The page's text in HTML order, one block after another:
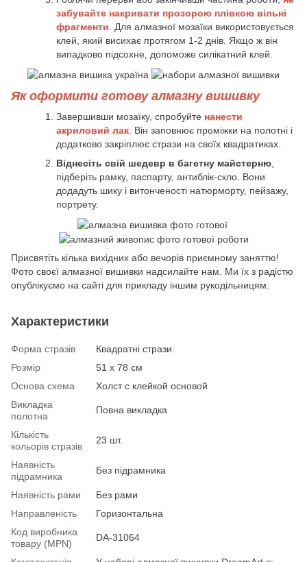
забувайте накривати прозорою плівкою вільні
фрагменти. Для алмазної мозаїки використовується
клей, який висихає протягом 1-2 днів. Якщо ж він
випадково підсохне, допоможе силікатний клей.
Як оформити готову алмазну вишивку
Завершивши мозаїку, спробуйте нанести
акриловий лак . Він заповнює проміжки на полотні і
додатково закріплює стрази на своїх квадратиках.
Віднесіть свій шедевр в багетну майстерню
підберіть рамку, паспарту, антиблік-скло. Вони
додадуть шику і витонченості натюрморту, пейзажу,
портрету.
Присвятіть кілька вихідних або вечорів приємному заняттю!
Фото своєї алмазної вишивки надсилайте нам. Ми їх з радістю
опублікуємо на сайті для прикладу іншим рукодільницям.
Характеристики
Форма стразів
Квадратні стрази
Розмір
51 x 78 см
Основа схема
Холст с клейкой основой
Викладка
полотна
Повна викладка
Кількість
кольорів стразів
23 шт.
Наявність
підрамника
Без підрамника
Наявність рами
Без рами
Направленість
Горизонтальна
Код виробника
товару (MPN)
DA-31064